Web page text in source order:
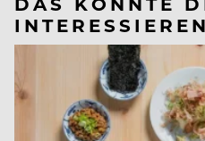
INTERESSIEREN